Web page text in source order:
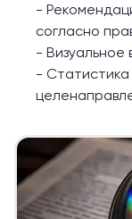
-
согласно
-
-